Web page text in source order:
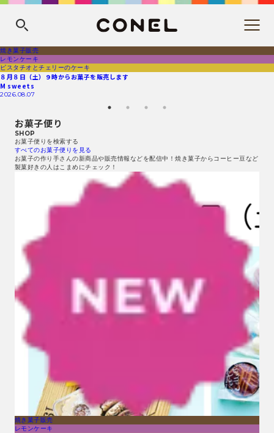
焼き菓子販売
レモンケーキ
ピスタチオとチェリーのケーキ
８月８日（土）９時からお菓子を販売します
M sweets
2026.08.07
お菓子便り
SHOP
お菓子便りを検索する
すべてのお菓子便りを見る
お菓子の作り手さんの新商品や販売情報などを配信中！焼き菓子からコーヒー豆など
製菓好きの人はこまめにチェック！
焼き菓子販売
レモンケーキ